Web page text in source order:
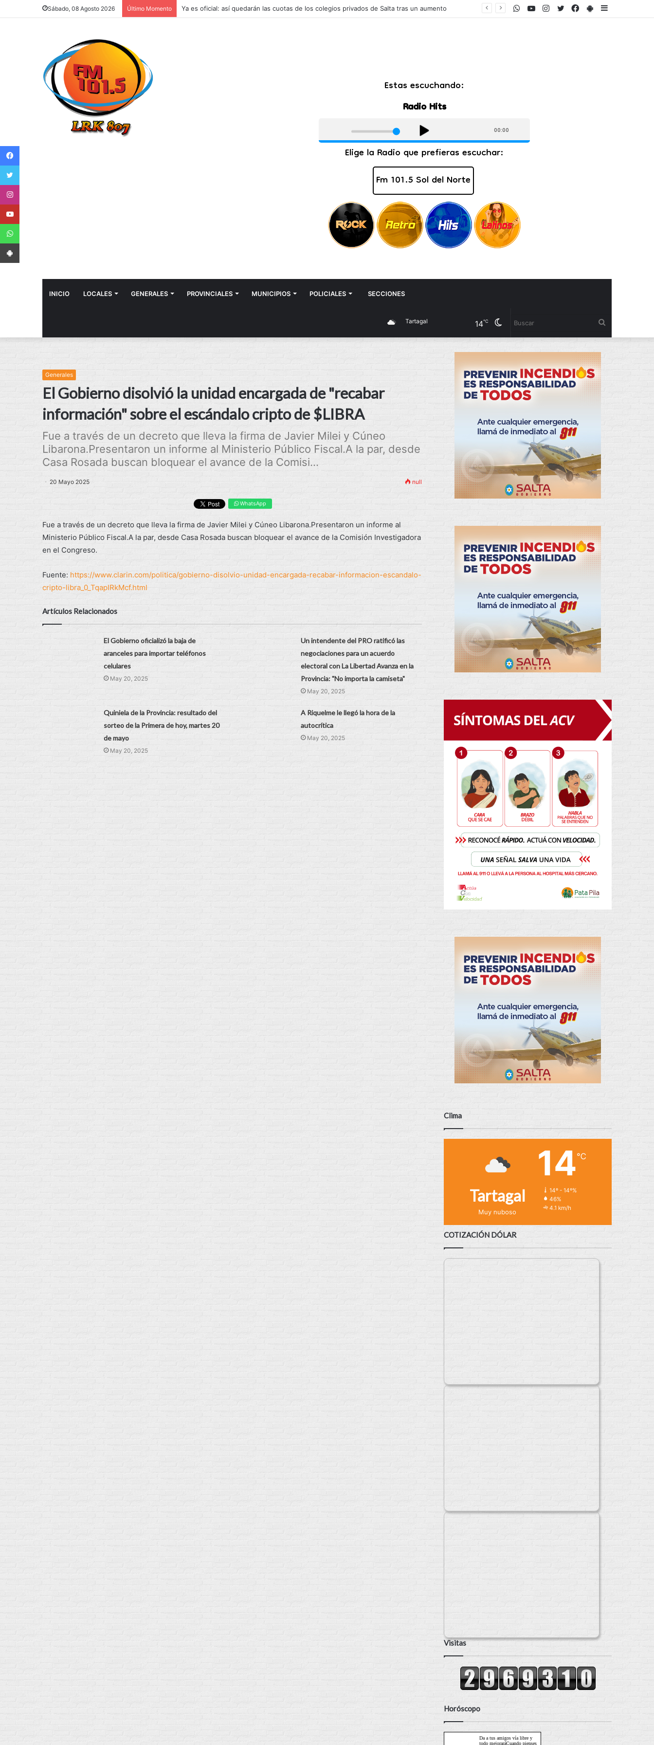
Sábado, 08 Agosto 2026 Último Momento Argentina es potencia mundial en exportar carne de caballo: mueve millones de dólares PlayStore
Facebook
Twitter
Instagram
Youtube
WhatsApp
INICIO LOCALES GENERALES PROVINCIALES MUNICIPIOS POLICIALES SECCIONES
Cambiar
modo
Tartagal 14℃
Generales
El Gobierno disolvió la unidad encargada de "recabar
información" sobre el escándalo cripto de $LIBRA
Fue a través de un decreto que lleva la firma de Javier Milei y Cúneo
Libarona.Presentaron un informe al Ministerio Público Fiscal.A la par, desde
Casa Rosada buscan bloquear el avance de la Comisi...
20 Mayo 2025 null
WhatsApp
Fue a través de un decreto que lleva la firma de Javier Milei y Cúneo Libarona.Presentaron un informe al
Ministerio Público Fiscal.A la par, desde Casa Rosada buscan bloquear el avance de la Comisión Investigadora
en el Congreso.
Fuente: https://www.clarin.com/politica/gobierno-disolvio-unidad-encargada-recabar-informacion-escandalo-
cripto-libra_0_TqapIRkMcf.html
Artículos Relacionados
El Gobierno oficializó la baja de
aranceles para importar teléfonos
celulares
May 20, 2025
Un intendente del PRO ratificó las
negociaciones para un acuerdo
electoral con La Libertad Avanza en la
Provincia: "No importa la camiseta"
May 20, 2025
Quiniela de la Provincia: resultado del
sorteo de la Primera de hoy, martes 20
de mayo
May 20, 2025
A Riquelme le llegó la hora de la
autocrítica
May 20, 2025
Clima
Tartagal
Muy nuboso
14℃
14º - 14º%
46%
4.1 km/h
COTIZACIÓN DÓLAR
Visitas
Horóscopo